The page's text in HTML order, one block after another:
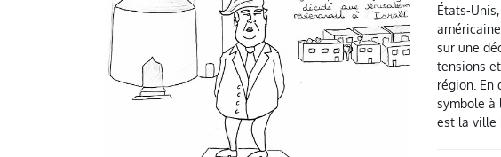
États-
sur une
tensions
région. En
symbole à
est la ville